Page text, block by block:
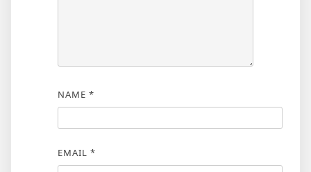
NAME *
EMAIL *